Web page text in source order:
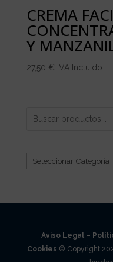
CREMA
Y
27,50 € IVA Incluido
del
Aviso Legal –
Cookies © Copyright